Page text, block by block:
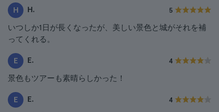
H H. 5
いつしか1日が長くなったが、美しい景色と城がそれを補
ってくれる。
E E. 4
景色もツアーも素晴らしかった！
E E. 4